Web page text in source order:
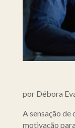
por Débora
A sensação de
motivação